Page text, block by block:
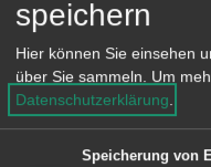
Wolfgang
der Stadt
städtebaulichen
Innenstadt
das neue
speichern
Hier können Sie einsehen
über Sie sammeln. Um
Datenschutzerklärung.
Speicherung von